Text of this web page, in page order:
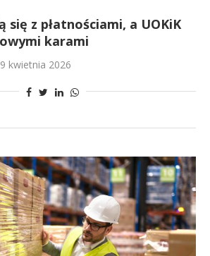
się z płatnościami, a UOKiK
karami
9 kwietnia 2026